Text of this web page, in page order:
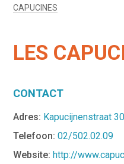
CAPUCINES
LES
CONTACT
Adres: Kapucijnenstraat
Telefoon: 02/502.02.09
Website:http://